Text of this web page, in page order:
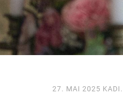
27. MAI 2025